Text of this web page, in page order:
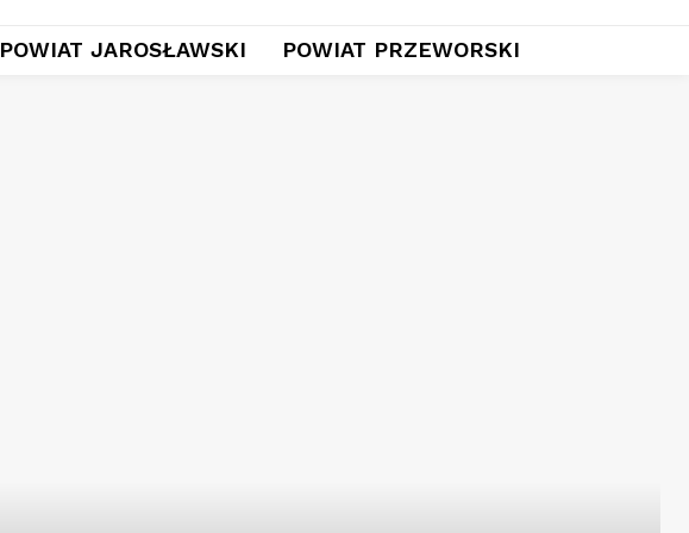
POWIAT JAROSŁAWSKI POWIAT PRZEWORSKI